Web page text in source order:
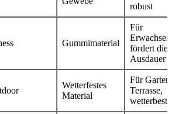
robust
Gummimaterial
Für
fördert die
Ausdauer
Wetterfestes
Material
Für
Terrasse,